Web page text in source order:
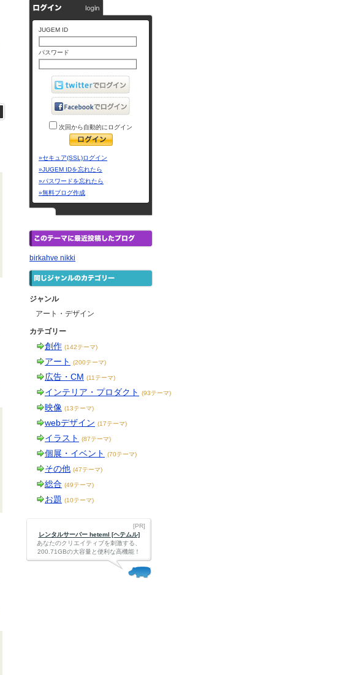
JUGEM ID
パスワード
次回から自動的にログイン
»セキュア(SSL)ログイン
»JUGEM IDを忘れたら
»パスワードを忘れたら
»無料ブログ作成
birkahve nikki
ジャンル
アート・デザイン
カテゴリー
創作 (142テーマ)
アート (200テーマ)
広告・CM (11テーマ)
インテリア・プロダクト (93テーマ)
映像 (13テーマ)
webデザイン (17テーマ)
イラスト (87テーマ)
個展・イベント (70テーマ)
その他 (47テーマ)
総合 (49テーマ)
お題 (10テーマ)
[PR]
レンタルサーバー heteml [ヘテムル]
あなたのクリエイティブを刺激する、
200.71GBの大容量と便利な高機能！